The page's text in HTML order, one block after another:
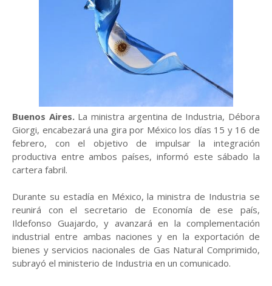
Buenos Aires.La ministra argentina de Industria, Débora
Giorgi, encabezará una gira por México los días 15 y 16 de
febrero, con el objetivo de impulsar la integración
productiva entre ambos países, informó este sábado la
cartera fabril.
Durante su estadía en México, la ministra de Industria se
reunirá con el secretario de Economía de ese país,
Ildefonso Guajardo, y avanzará en la complementación
industrial entre ambas naciones y en la exportación de
bienes y servicios nacionales de Gas Natural Comprimido,
subrayó el ministerio de Industria en un comunicado.